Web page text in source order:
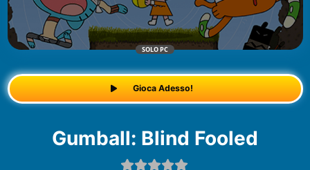
SOLO PC
Gioca Adesso!
Gumball: Blind Fooled